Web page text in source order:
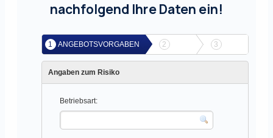
nachfolgend Ihre Daten ein!